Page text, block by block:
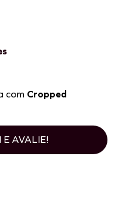
com Cropped
E AVALIE!